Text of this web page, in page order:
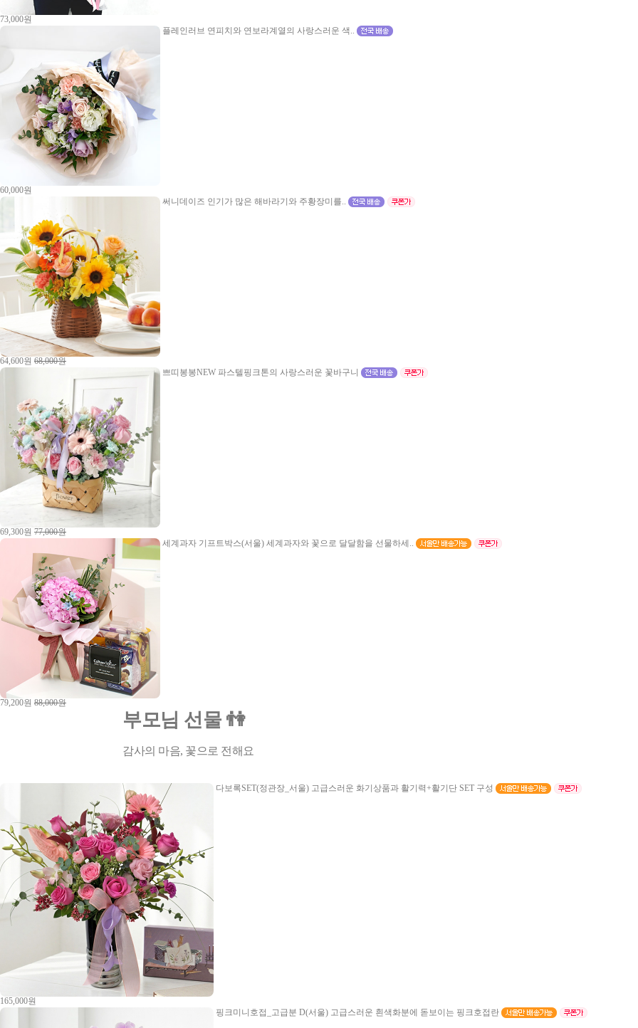
73,000원
플레인러브 연피치와 연보라계열의 사랑스러운 색..
60,000원
써니데이즈 인기가 많은 해바라기와 주황장미를..
64,600원 68,000원
쁘띠봉봉NEW 파스텔핑크톤의 사랑스러운 꽃바구니
69,300원 77,000원
세계과자 기프트박스(서울) 세계과자와 꽃으로 달달함을 선물하세..
79,200원 88,000원
부모님 선물 👫
감사의 마음, 꽃으로 전해요
다보록SET(정관장_서울) 고급스러운 화기상품과 활기력+활기단 SET 구성
165,000원
핑크미니호접_고급분 D(서울) 고급스러운 흰색화분에 돋보이는 핑크호접란